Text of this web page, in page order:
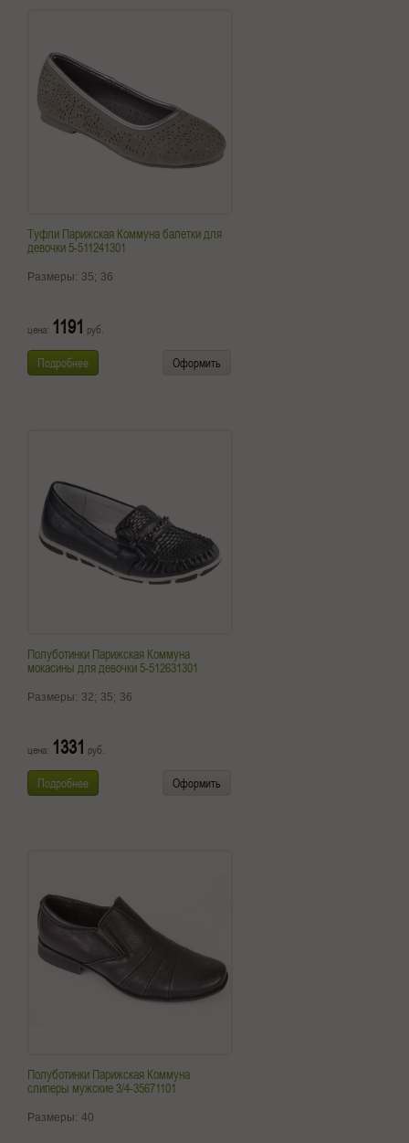
Туфли Парижская Коммуна балетки для
девочки 5-511241301
Размеры: 35; 36
цена: 1191 руб.
Подробнее Оформить
Полуботинки Парижская Коммуна
мокасины для девочки 5-512631301
Размеры: 32; 35; 36
цена: 1331 руб.
Подробнее Оформить
Полуботинки Парижская Коммуна
слиперы мужские 3/4-35671101
Размеры: 40